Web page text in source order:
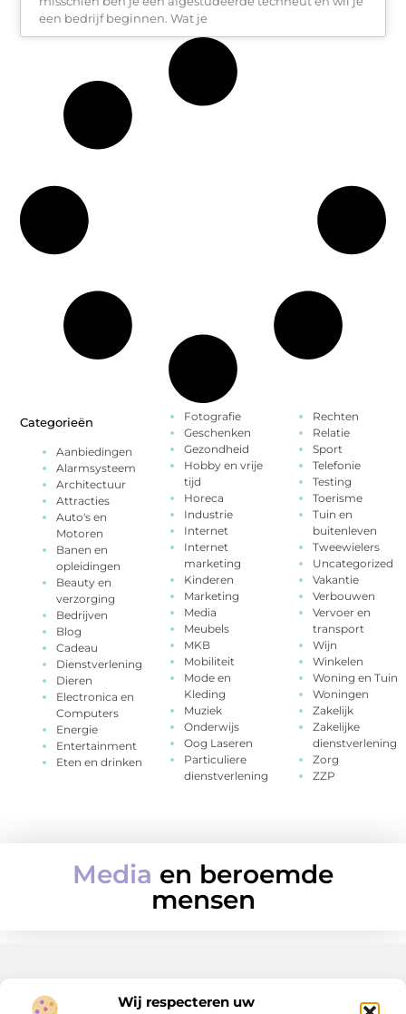
Wij respecteren uw
een bedrijf beginnen. Wat je
Categorieën
Aanbiedingen
Alarmsysteem
Architectuur
Attracties
Auto's en
Motoren
Banen en
opleidingen
Beauty en
verzorging
Bedrijven
Blog
Cadeau
Dienstverlening
Dieren
Electronica en
Computers
Energie
Entertainment
Eten en drinken
Fotografie
Geschenken
Gezondheid
Hobby en vrije
tijd
Horeca
Industrie
Internet
Internet
marketing
Kinderen
Marketing
Media
Meubels
MKB
Mobiliteit
Mode en
Kleding
Muziek
Onderwijs
Oog Laseren
Particuliere
dienstverlening
Rechten
Relatie
Sport
Telefonie
Testing
Toerisme
Tuin en
buitenleven
Tweewielers
Uncategorized
Vakantie
Verbouwen
Vervoer en
transport
Wijn
Winkelen
Woning en Tuin
Woningen
Zakelijk
Zakelijke
dienstverlening
Zorg
ZZP
Media en beroemde
mensen
Onze informatie